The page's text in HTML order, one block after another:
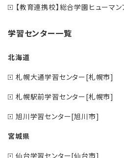
【教育連携校】総合学園ヒューマ
学習センター一覧
北海道
札幌大通学習センター[札幌市]
札幌駅前学習センター[札幌市]
旭川学習センター[旭川市]
宮城県
仙台学習センター[仙台市]